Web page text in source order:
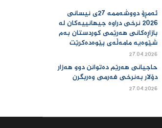
ئەمڕۆ دووشەممە 27ی نیسانی
2026 نرخی دراوە جیهانییەكان لە
بازاڕەكانی هەرێمی كوردستان بەم
شێوەیە مامەڵەی پێوەدەكرێت
27.04.2026
حاجیانی هەرێم دەتوانن دوو هەزار
دۆلار بەنرخی فەرمی وەربگرن
27.04.2026